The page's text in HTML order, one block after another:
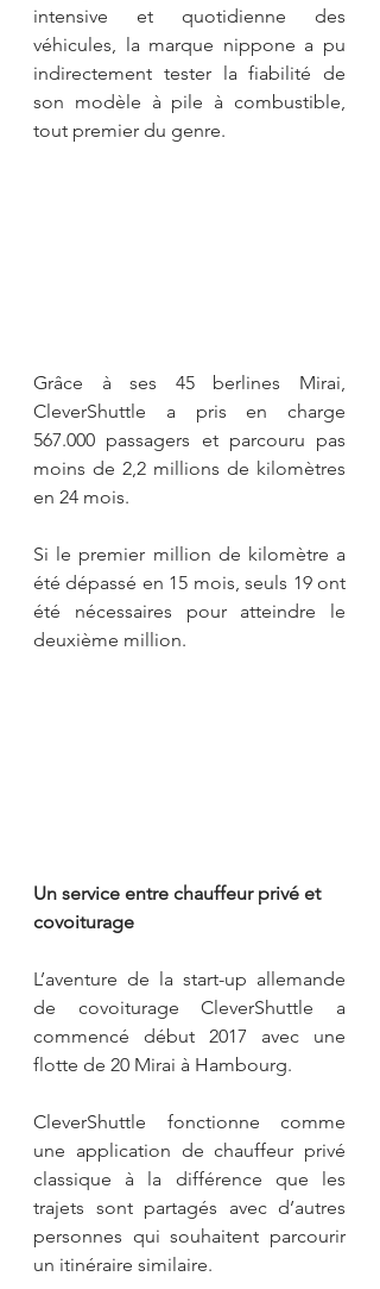
intensive et quotidienne des
véhicules, la marque nippone a pu
indirectement tester la fiabilité de
son modèle à pile à combustible,
tout premier du genre.
Grâce à ses 45 berlines Mirai,
CleverShuttle a pris en charge
567.000 passagers et parcouru pas
moins de 2,2 millions de kilomètres
en 24 mois.
Si le premier million de kilomètre a
été dépassé en 15 mois, seuls 19 ont
été nécessaires pour atteindre le
deuxième million.
Un service entre chauffeur privé et
covoiturage
L’aventure de la start-up allemande
de covoiturage CleverShuttle a
commencé début 2017 avec une
flotte de 20 Mirai à Hambourg.
CleverShuttle fonctionne comme
une application de chauffeur privé
classique à la différence que les
trajets sont partagés avec d’autres
personnes qui souhaitent parcourir
un itinéraire similaire.